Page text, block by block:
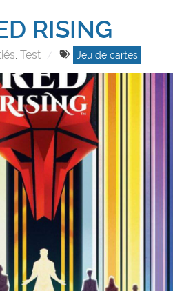
RISING
Test Jeu de cartes